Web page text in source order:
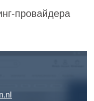
провайдера